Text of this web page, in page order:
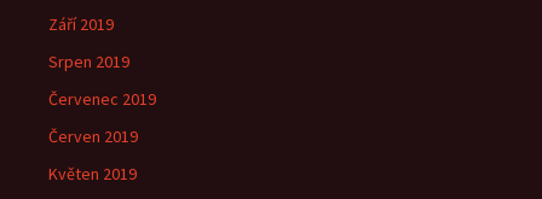
Září 2019
Srpen 2019
Červenec 2019
Červen 2019
Květen 2019